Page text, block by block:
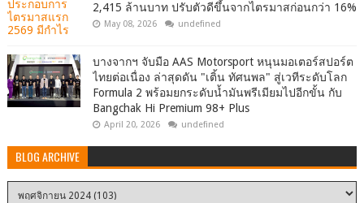
2,415 ล้านบาท ปรับตัวดีขึ้นจากไตรมาสก่อนกว่า 16%
May 08, 2026 undefined
บางจากฯ จับมือ AAS Motorsport หนุนมอเตอร์สปอร์ต
ไทยต่อเนื่อง ล่าสุดดัน "เติ้น ทัศนพล" สู่เวทีระดับโลก
Formula 2 พร้อมยกระดับน้ำมันพรีเมียมไปอีกขั้น กับ
Bangchak Hi Premium 98+ Plus
April 20, 2026 undefined
BLOG ARCHIVE